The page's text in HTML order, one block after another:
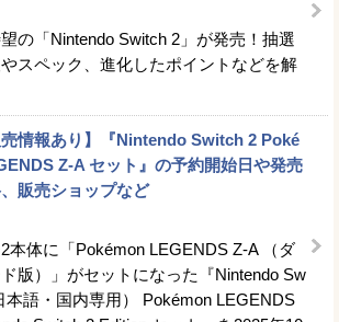
の「Nintendo Switch 2」が発売！抽選
スペック、進化したポイントなどを解
売情報あり】『Nintendo Switch 2 Poké
Z-A セット』の予約開始日や発売
販売ショップなど
本体に「Pokémon LEGENDS Z-A （ダ
版）」がセットになった『Nintendo Sw
本語・国内専用） Pokémon LEGENDS